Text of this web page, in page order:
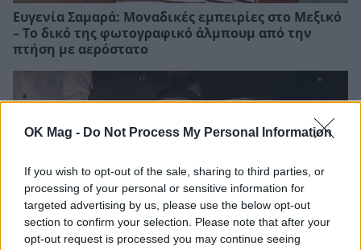
OK Mag - Do Not Process My Personal Information
If you wish to opt-out of the sale, sharing to third parties, or
processing of your personal or sensitive information for
targeted advertising by us, please use the below opt-out
section to confirm your selection. Please note that after your
opt-out request is processed you may continue seeing
Ευγενία Σαμαρά: Μοναδικές εμπειρίες στο Μεξικό
– Το δικό της φωτογραφικό άλμπουμ από την
πτήση με αερόστατο